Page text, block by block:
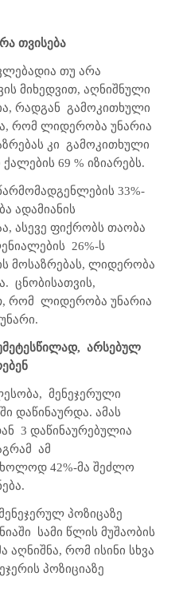
თვისება
თუ არა
მიხედვით, აღნიშნული
რადგან გამოკითხული
რომ ლიდერობა უნარია
კი გამოკითხული
69 % იზიარებს.
33%-
ადამიანის
ასევე ფიქრობს თაობა
26%-ს
მოსაზრებას, ლიდერობა
ცნობისათვის,
რომ ლიდერობა უნარია
არსებულ
მენეჯერული
დაწინაურდა. ამას
3 დაწინაურებულია
ამ
42%-მა შეძლო
პოზიცაზე
სამი წლის მუშაობის
აღნიშნა, რომ ისინი სხვა
პოზიციაზე